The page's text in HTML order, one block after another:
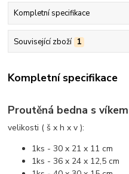
Kompletní specifikace
Související zboží 1
Kompletní specifikace
Proutěná bedna s
velikosti ( š x h x v ):
1ks - 30 x 21 x 11 cm
1ks - 36 x 24 x 12,5 cm